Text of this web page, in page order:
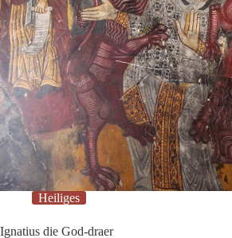
Heiliges
Ignatius die God-draer